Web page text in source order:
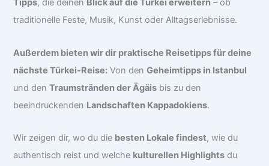
Tipps, die deinen Blick auf die Türkei erweitern – ob
traditionelle Feste, Musik, Kunst oder Alltagserlebnisse.
Außerdem bieten wir dir praktische Reisetipps für deine
nächste Türkei-Reise: Von denGeheimtipps in Istanbul
und denTraumstränden der Ägäis bis zu den
beeindruckenden Landschaften Kappadokiens.
Wir zeigen dir, wo du die besten Lokale findest, wie du
authentisch reist und welche kulturellen Highlights du